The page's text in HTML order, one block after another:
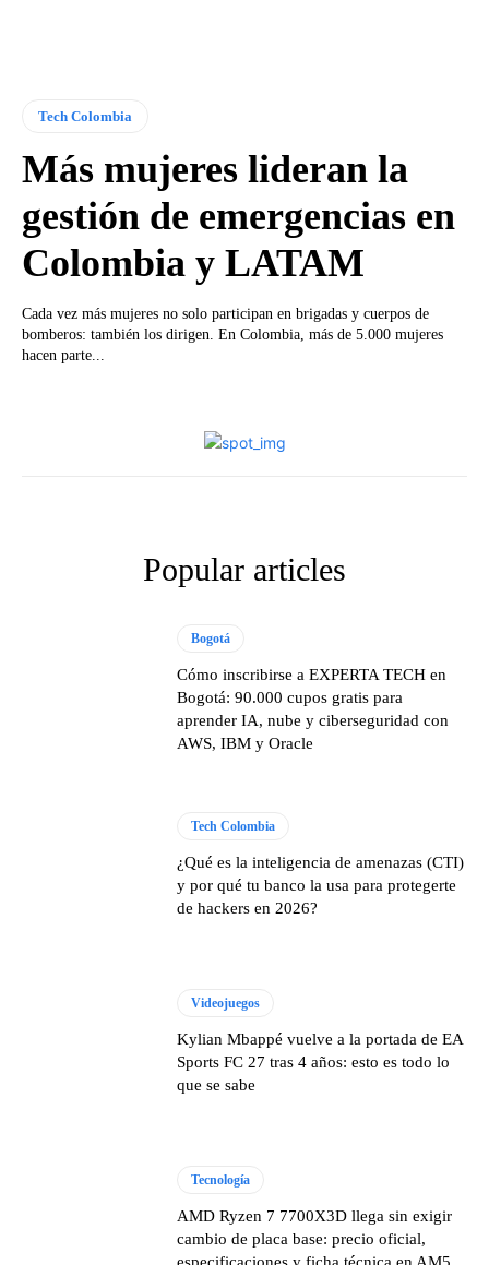
Tech Colombia
Más mujeres lideran la
gestión de emergencias en
Colombia y LATAM
Cada vez más mujeres no solo participan en brigadas y cuerpos de
bomberos: también los dirigen. En Colombia, más de 5.000 mujeres
hacen parte...
Popular articles
Bogotá
Cómo inscribirse a EXPERTA TECH en
Bogotá: 90.000 cupos gratis para
aprender IA, nube y ciberseguridad con
AWS, IBM y Oracle
Tech Colombia
¿Qué es la inteligencia de amenazas (CTI)
y por qué tu banco la usa para protegerte
de hackers en 2026?
Videojuegos
Kylian Mbappé vuelve a la portada de EA
Sports FC 27 tras 4 años: esto es todo lo
que se sabe
Tecnología
AMD Ryzen 7 7700X3D llega sin exigir
cambio de placa base: precio oficial,